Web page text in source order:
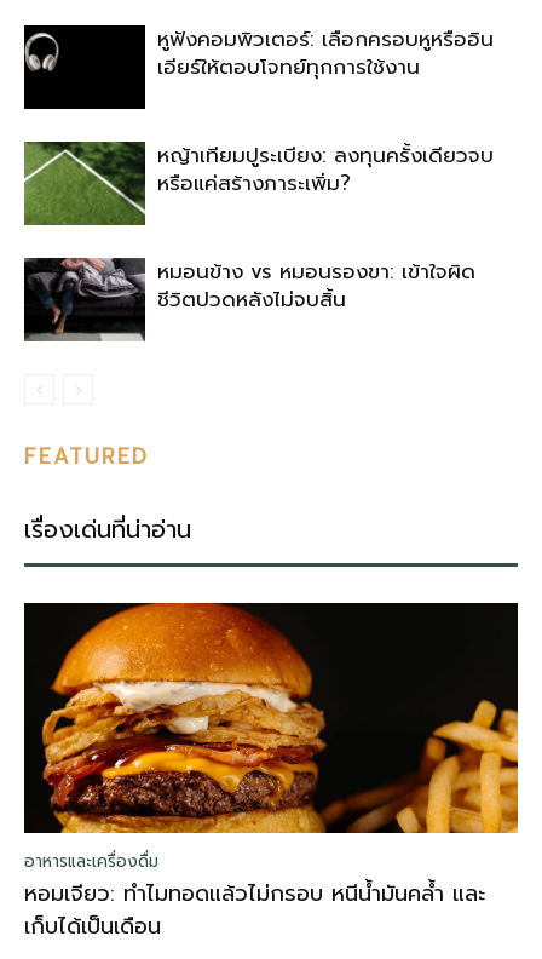
หูฟังคอมพิวเตอร์: เลือกครอบหูหรืออิน
เอียร์ให้ตอบโจทย์ทุกการใช้งาน
หญ้าเทียมปูระเบียง: ลงทุนครั้งเดียวจบ
หรือแค่สร้างภาระเพิ่ม?
หมอนข้าง vs หมอนรองขา: เข้าใจผิด
ชีวิตปวดหลังไม่จบสิ้น
FEATURED
เรื่องเด่นที่น่าอ่าน
อาหารและเครื่องดื่ม
หอมเจียว: ทำไมทอดแล้วไม่กรอบ หนีน้ำมันคล้ำ และ
เก็บได้เป็นเดือน